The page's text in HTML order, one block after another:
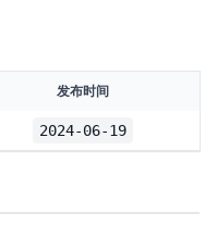
发布时间
2024-06-19